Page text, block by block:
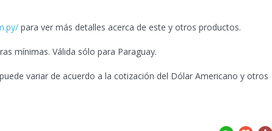
para ver más detalles acerca de este y otros productos.
mínimas. Válida sólo para Paraguay.
variar de acuerdo a la cotización del Dólar Americano y otros